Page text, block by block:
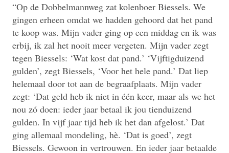
“Op de Dobbelmannweg zat kolenboer Biessels. We
gingen erheen omdat we hadden gehoord dat het pand
te koop was. Mijn vader ging op een middag en ik was
erbij, ik zal het nooit meer vergeten. Mijn vader zegt
tegen Biessels: ‘Wat kost dat pand.’ ‘Vijftigduizend
gulden’, zegt Biessels, ‘Voor het hele pand.’ Dat liep
helemaal door tot aan de begraafplaats. Mijn vader
zegt: ‘Dat geld heb ik niet in één keer, maar als we het
nou zó doen: ieder jaar betaal ik jou tienduizend
gulden. In vijf jaar tijd heb ik het dan afgelost.’ Dat
ging allemaal mondeling, hè. ‘Dat is goed’, zegt
Biessels. Gewoon in vertrouwen. En ieder jaar betaalde